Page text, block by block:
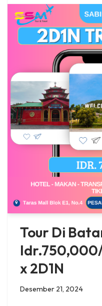
Tour Di
x 2D1N
Desember 21, 2024